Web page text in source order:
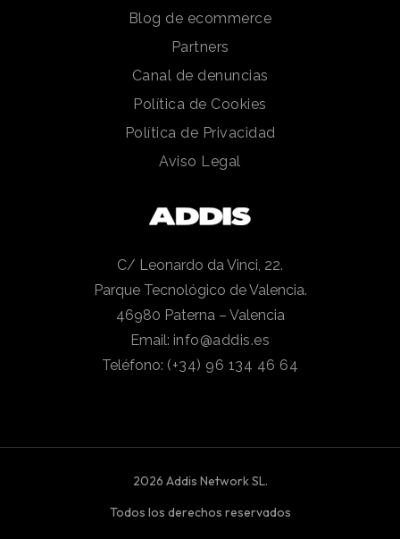
Blog de ecommerce
Partners
Canal de denuncias
Política de Cookies
Política de Privacidad
Aviso Legal
C/ Leonardo da Vinci, 22.
Parque Tecnológico de Valencia.
46980 Paterna – Valencia
Email: info@addis.es
Teléfono: (+34) 96 134 46 64
2026 Addis Network SL.
Todos los derechos reservados